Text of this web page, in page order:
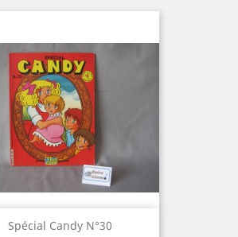
Spécial Candy N°30